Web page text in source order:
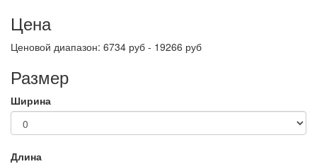
Цена
Ценовой диапазон: 6734 руб - 19266 руб
Размер
Ширина
Длина